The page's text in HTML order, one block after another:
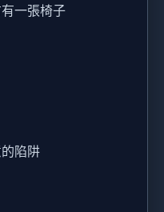
一張椅子
陷阱